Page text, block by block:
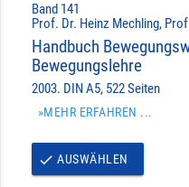
Band 141
Prof. Dr. Heinz Mechling,
Handbuch
Bewegungslehre
2003. DIN A5, 522 Seiten
»MEHR ERFAHREN ...
done AUSWÄHLEN